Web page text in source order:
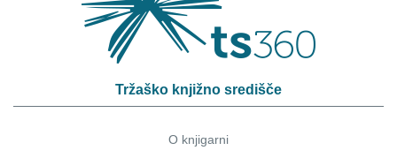
Tržaško knjižno središče
O knjigarni